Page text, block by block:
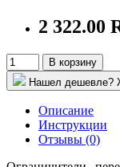
2 322.00
В корзину
Нашел дешевле?
Описание
Инструкции
Отзывы (0)